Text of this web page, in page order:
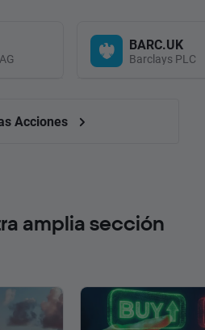
BARC.UK
Barclays PLC
Acciones
amplia sección